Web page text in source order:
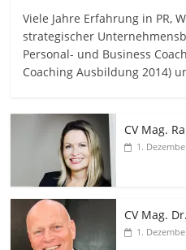
Viele Jahre Erfahrung in PR,
strategischer
Personal- und Business
Coaching Ausbildung 2014)
CV Mag.
1.
CV Mag.
1.